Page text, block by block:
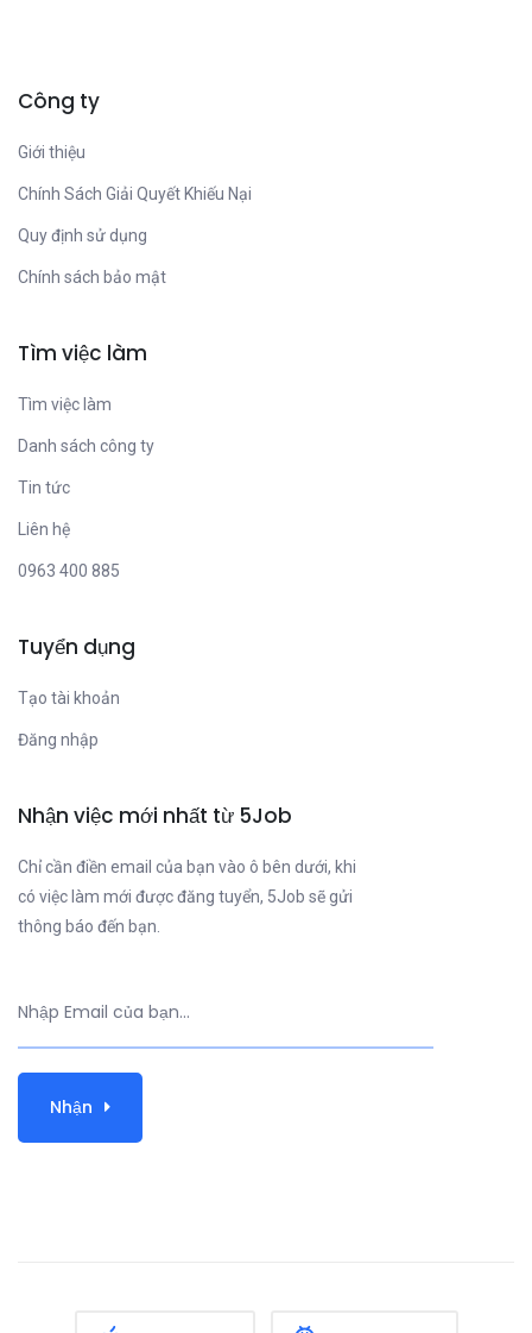
Công ty
Giới thiệu
Chính Sách Giải Quyết Khiếu Nại
Quy định sử dụng
Chính sách bảo mật
Tìm việc làm
Tìm việc làm
Danh sách công ty
Tin tức
Liên hệ
0963 400 885
Tuyển dụng
Tạo tài khoản
Đăng nhập
Nhận việc mới nhất từ 5Job
Chỉ cần điền email của bạn vào ô bên dưới, khi
có việc làm mới được đăng tuyển, 5Job sẽ gửi
thông báo đến bạn.
Nhận